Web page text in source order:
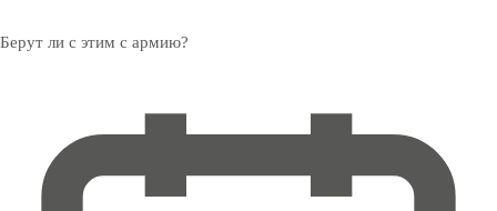
Берут ли с этим с армию?